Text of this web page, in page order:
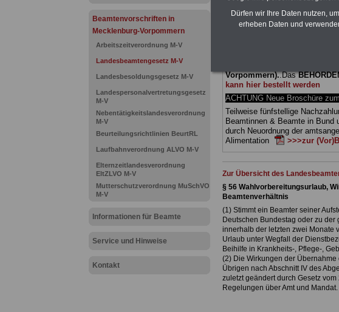
Beamtenvorschriften in
Mecklenburg-Vorpommern
Arbeitszeitverordnung M-V
Landesbeamtengesetz M-V
Landesbesoldungsgesetz M-V
Landespersonalvertretungsgesetz
M-V
Nebentätigkeitslandesverordnung
M-V
Beurteilungsrichtlinien BeurtRL
Laufbahnverordnung ALVO M-V
Elternzeitlandesverordnung
EltZLVO M-V
Mutterschutzverordnung MuSchVO
M-V
Informationen für Beamte
Service und Hinweise
Kontakt
(Bund/Länder) sowie
Ländern. Alle drei Ratgeber
Vorpommern)..Das
kann hier bestellt werden
ACHTUNG Neue Broschüre
Teilweise fünfstellige
Beamtinnen & Beamte in Bund
durch Neuordnung der
Alimentation
>>>zur
Zur Übersicht des
§ 56 Wahlvorbereitungsurlaub,
Beamtenverhältnis
(1) Stimmt ein Beamter seiner
Deutschen Bundestag oder zu
innerhalb der letzten zwei Monate
Urlaub unter Wegfall der
Beihilfe in Krankheits-, Pflege-,
(2) Die Wirkungen der
Übrigen nach Abschnitt IV des
zuletzt geändert durch Gesetz
Regelungen über Amt und Mandat.
Dürfen wir Ihre Daten nutzen,
erheben Daten und